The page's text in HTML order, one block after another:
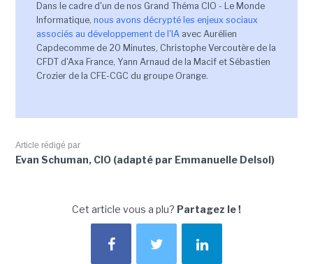
Dans le cadre d'un de nos Grand Théma CIO - Le Monde
Informatique, nous avons décrypté les enjeux sociaux
associés au développement de l'IA avec Aurélien
Capdecomme de 20 Minutes, Christophe Vercoutère de la
CFDT d'Axa France, Yann Arnaud de la Macif et Sébastien
Crozier de la CFE-CGC du groupe Orange.
Article rédigé par
Evan Schuman, CIO (adapté par Emmanuelle Delsol)
Cet article vous a plu? Partagez le !